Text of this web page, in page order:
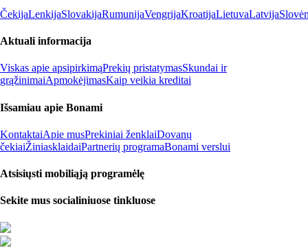
ČekijaLenkijaSlovakijaRumunijaVengrijaKroatijaLietuvaLatvija
Aktuali informacija
Viskas apie apsipirkimąPrekių pristatymasSkundai ir
grąžinimaiApmokėjimasKaip veikia kreditai
Išsamiau apie Bonami
KontaktaiApie musPrekiniai ženklaiDovanų
čekiaiŽiniasklaidaiPartnerių programaBonami verslui
Atsisiųsti mobiliąją programėlę
Sekite mus socialiniuose tinkluose